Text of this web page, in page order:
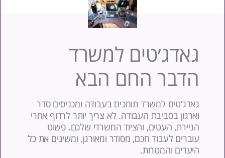
גאדג׳טים למשרד
הדבר החם הבא
גאדג’טים למשרד תומכים בעבודה ומכניסים סדר
וארגון בסביבת העבודה. לא צריך יותר לרדוף אחרי
הניירת, העטים, והציוד המשרדי שלכם. פשוט
עוברים לעבוד חכם, מסודר ומאורגן, ומשיגים את כל
היעדים והמטרות.